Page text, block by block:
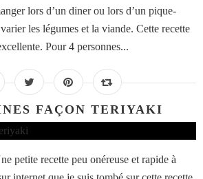
lors d’un diner ou lors d’un pique-
les légumes et la viande. Cette recette
Pour 4 personnes...
FAÇON TERIYAKI
petite recette peu onéreuse et rapide à